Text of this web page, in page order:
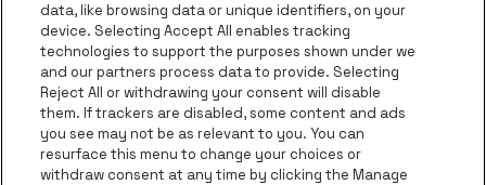
Visitez le site de Le logo Jameson en
Visitez le site de CrokyVisitez le site de Bruzz
Visitez le site de Le SoirVisitez le site de
data, like browsing data or unique identifiers, on your
device. Selecting Accept All enables tracking
technologies to support the purposes shown under we
and our partners process data to provide. Selecting
Reject All or withdrawing your consent will disable
them. If trackers are disabled, some content and ads
you see may not be as relevant to you. You can
resurface this menu to change your choices or
withdraw consent at any time by clicking the Manage